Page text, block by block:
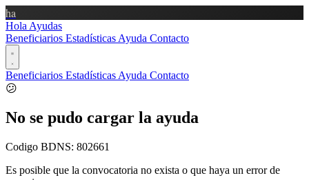
ha
Hola Ayudas
Beneficiarios Estadísticas Ayuda Contacto
Beneficiarios Estadísticas Ayuda Contacto
😕
No se pudo cargar la ayuda
Codigo BDNS: 802661
Es posible que la convocatoria no exista o que haya un error de